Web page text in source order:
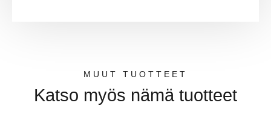
MUUT TUOTTEET
Katso myös nämä tuotteet